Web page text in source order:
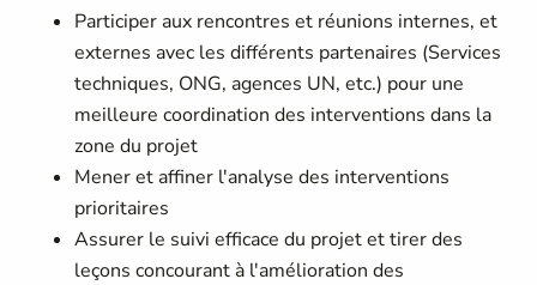
Participer aux rencontres et réunions internes, et
externes avec les différents partenaires (Services
techniques, ONG, agences UN, etc.) pour une
meilleure coordination des interventions dans la
zone du projet
Mener et affiner l'analyse des interventions
prioritaires
Assurer le suivi efficace du projet et tirer des
leçons concourant à l'amélioration des